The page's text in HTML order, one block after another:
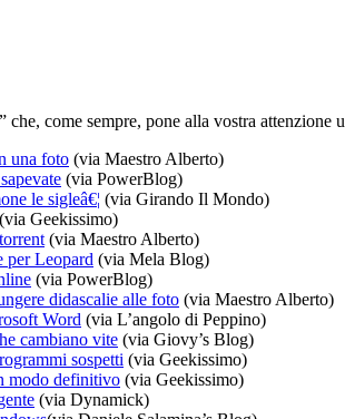
come sempre, pone alla vostra attenzione
una foto (via Maestro Alberto)
(via PowerBlog)
le sigleâ€¦ (via Girando Il Mondo)
(via Geekissimo)
(via Maestro Alberto)
per Leopard (via Mela Blog)
(via PowerBlog)
didascalie alle foto (via Maestro Alberto)
Word (via L’angolo di Peppino)
cambiano vite (via Giovy’s Blog)
sospetti (via Geekissimo)
modo definitivo (via Geekissimo)
(via Dynamick)